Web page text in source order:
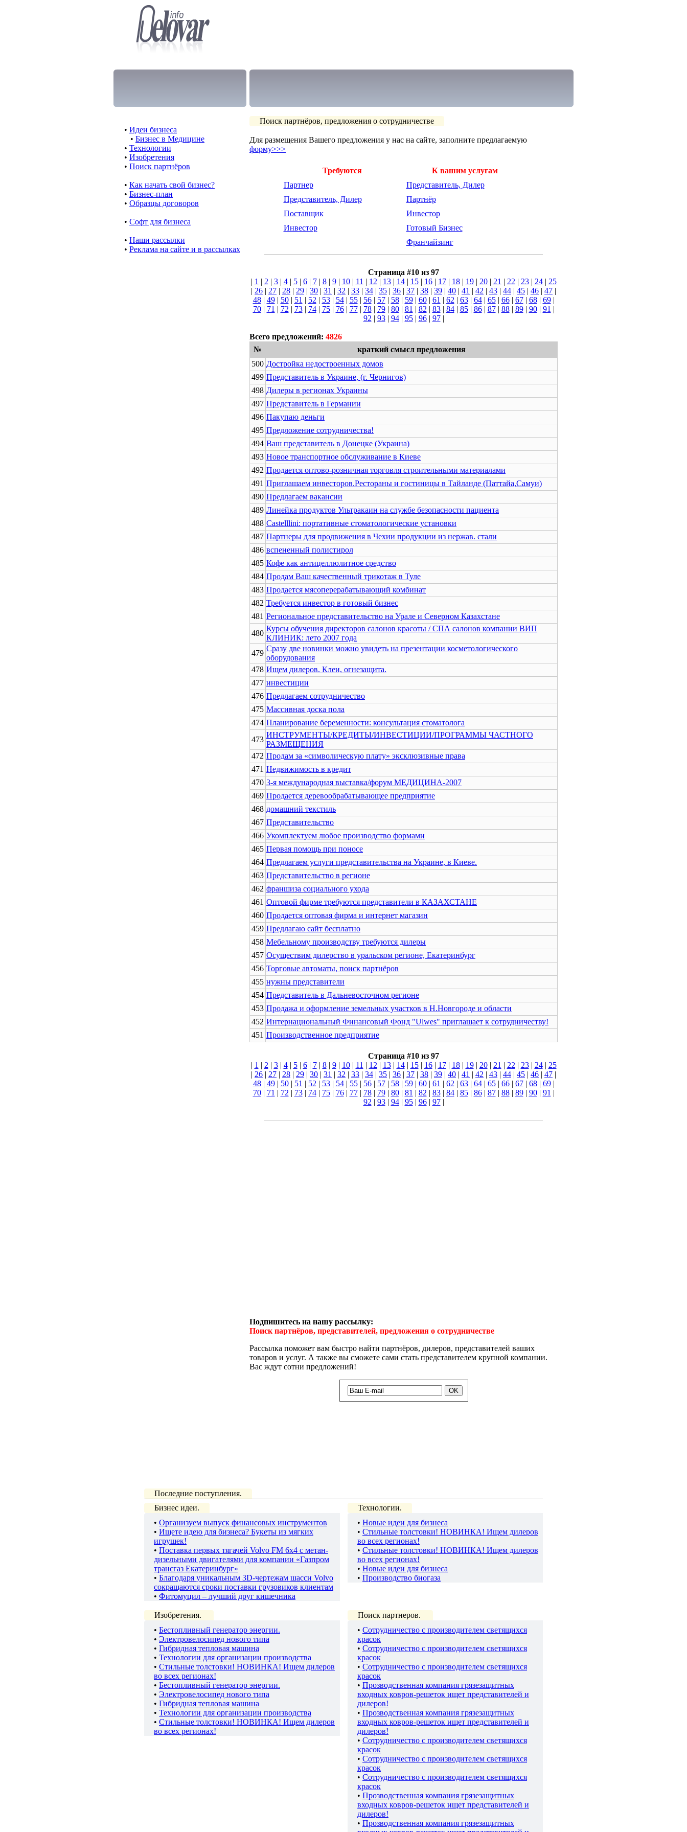
• Идеи бизнеса
• Бизнес в Медицине
• Технологии
• Изобретения
• Поиск партнёров
• Как начать свой бизнес?
• Бизнес-план
• Образцы договоров
• Cофт для бизнеса
• Наши рассылки
• Реклама на сайте и в рассылках
Поиск партнёров, предложения о сотрудничестве
Для размещения Вашего предложения у нас на сайте, заполните предлагаемую
форму>>>
Требуются
К вашим услугам
Партнер
Представитель, Дилер
Представитель, Дилер
Партнёр
Поставщик
Инвестор
Инвестор
Готовый Бизнес
Франчайзинг
Страница #10 из 97
| 1 | 2 | 3| 4| 5| 6| 7| 8| 9| 10| 11 | 12 | 13| 14| 15| 16| 17| 18| 19| 20| 21 | 22 | 23| 24| 25
| 26 | 27 | 28 | 29 | 30 | 31 | 32 | 33 | 34 | 35 | 36 | 37 | 38 | 39 | 40 | 41 | 42 | 43 | 44 | 45 | 46 | 47 |
48| 49| 50| 51 | 52 | 53| 54| 55| 56| 57| 58| 59| 60| 61 | 62 | 63| 64| 65| 66| 67| 68| 69|
70| 71 | 72 | 73| 74| 75| 76| 77| 78| 79| 80| 81 | 82 | 83| 84| 85| 86| 87| 88| 89| 90| 91 |
92 | 93| 94| 95| 96| 97|
Всего предложений: 4826
№
краткий смысл предложения
500 Достройка недостроенных домов
499 Представитель в Украине, (г. Чернигов)
498 Дилеры в регионах Украины
497 Представитель в Германии
496 Пакупаю деньги
495 Предложение сотрудничества!
494 Ваш представитель в Донецке (Украина)
493 Новое транспортное обслуживание в Киеве
492 Продается оптово-розничная торговля строительными материалами
491 Приглашаем инвесторов.Рестораны и гостиницы в Тайланде (Паттайа,Самуи)
490 Предлагаем вакансии
489 Линейка продуктов Ультракаин на службе безопасности пациента
488 Castelllini: портативные стоматологические установки
487 Партнеры для продвижения в Чехии продукции из нержав. стали
486 вспененный полистирол
485 Кофе как антицеллюлитное средство
484 Продам Ваш качественный трикотаж в Туле
483 Продается мясоперерабатывающий комбинат
482 Требуется инвестор в готовый бизнес
481 Региональное представительство на Урале и Северном Казахстане
480
Курсы обучения директоров салонов красоты / СПА салонов компании ВИП
КЛИНИК: лето 2007 года
479
Сразу две новинки можно увидеть на презентации косметологического
оборудования
478 Ищем дилеров. Клеи, огнезащита.
477 инвестиции
476 Предлагаем сотрудничество
475 Массивная доска пола
474 Планирование беременности: консультация стоматолога
473
ИНСТРУМЕНТЫ/КРЕДИТЫ/ИНВЕСТИЦИИ/ПРОГРАММЫ ЧАСТНОГО
РАЗМЕЩЕНИЯ
472 Продам за «символическую плату» эксклюзивные права
471 Недвижимость в кредит
470 3-я международная выставка/форум МЕДИЦИНА-2007
469 Продается деревообрабатывающее предприятие
468 домашний текстиль
467 Представительство
466 Укомплектуем любое производство формами
465 Первая помощь при поносе
464 Предлагаем услуги представительства на Украине, в Киеве.
463 Представительство в регионе
462 франшиза социального ухода
461 Оптовой фирме требуются представители в КАЗАХСТАНЕ
460 Продается оптовая фирма и интернет магазин
459 Предлагаю сайт бесплатно
458 Мебельному производству требуются дилеры
457 Осуществим дилерство в уральском регионе, Екатеринбург
456 Торговые автоматы, поиск партнёров
455 нужны представители
454 Представитель в Дальневосточном регионе
453 Продажа и оформление земельных участков в Н.Новгороде и области
452 Интернациональный Финансовый Фонд "Ulwes" приглашает к сотрудничеству!
451 Производственное предприятие
Страница #10 из 97
| 1 | 2 | 3| 4| 5| 6| 7| 8| 9| 10| 11 | 12 | 13| 14| 15| 16| 17| 18| 19| 20| 21 | 22 | 23| 24| 25
| 26 | 27 | 28 | 29 | 30 | 31 | 32 | 33 | 34 | 35 | 36 | 37 | 38 | 39 | 40 | 41 | 42 | 43 | 44 | 45 | 46 | 47 |
48| 49| 50| 51 | 52 | 53| 54| 55| 56| 57| 58| 59| 60| 61 | 62 | 63| 64| 65| 66| 67| 68| 69|
70| 71 | 72 | 73| 74| 75| 76| 77| 78| 79| 80| 81 | 82 | 83| 84| 85| 86| 87| 88| 89| 90| 91 |
92 | 93| 94| 95| 96| 97|
Подпишитесь на нашу рассылку:
Поиск партнёров, представителей, предложения о сотрудничестве
Рассылка поможет вам быстро найти партнёров, дилеров, представителей ваших
товаров и услуг. А также вы сможете сами стать представителем крупной компании.
Вас ждут сотни предложений!
Последние поступления.
Бизнес идеи.
• Организуем выпуск финансовых инструментов
• Ищете идею для бизнеса? Букеты из мягких
игрушек!
• Поставка первых тягачей Volvo FM 6х4 с метан-
дизельными двигателями для компании «Газпром
трансгаз Екатеринбург»
• Благодаря уникальным 3D-чертежам шасси Volvo
сокращаются сроки поставки грузовиков клиентам
• Фитомуцил – лучший друг кишечника
Технологии.
• Новые идеи для бизнеса
• Стильные толстовки! НОВИНКА! Ищем дилеров
во всех регионах!
• Стильные толстовки! НОВИНКА! Ищем дилеров
во всех регионах!
• Новые идеи для бизнеса
• Производство биогаза
Изобретения.
• Бестопливный генератор энергии.
• Электровелосипед нового типа
• Гибридная тепловая машина
• Технологии для организации производства
• Стильные толстовки! НОВИНКА! Ищем дилеров
во всех регионах!
• Бестопливный генератор энергии.
• Электровелосипед нового типа
• Гибридная тепловая машина
• Технологии для организации производства
• Стильные толстовки! НОВИНКА! Ищем дилеров
во всех регионах!
Поиск партнеров.
• Сотрудничество с производителем светящихся
красок
• Сотрудничество с производителем светящихся
красок
• Сотрудничество с производителем светящихся
красок
• Прозводственная компания грязезащитных
входных ковров-решеток ищет представителей и
дилеров!
• Прозводственная компания грязезащитных
входных ковров-решеток ищет представителей и
дилеров!
• Сотрудничество с производителем светящихся
красок
• Сотрудничество с производителем светящихся
красок
• Сотрудничество с производителем светящихся
красок
• Прозводственная компания грязезащитных
входных ковров-решеток ищет представителей и
дилеров!
• Прозводственная компания грязезащитных